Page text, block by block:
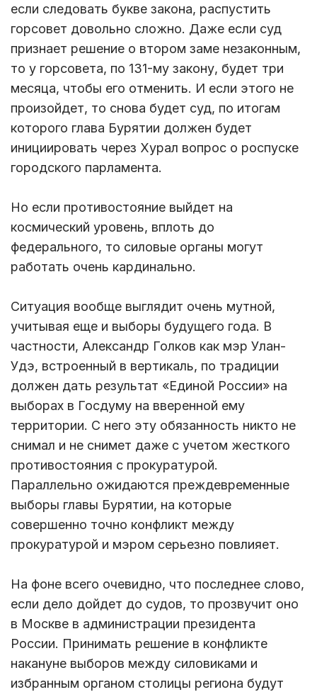
если следовать букве закона, распустить
горсовет довольно сложно. Даже если суд
признает решение о втором заме незаконным,
то у горсовета, по 131-му закону, будет три
месяца, чтобы его отменить. И если этого не
произойдет, то снова будет суд, по итогам
которого глава Бурятии должен будет
инициировать через Хурал вопрос о роспуске
городского парламента.
Но если противостояние выйдет на
космический уровень, вплоть до
федерального, то силовые органы могут
работать очень кардинально.
Ситуация вообще выглядит очень мутной,
учитывая еще и выборы будущего года. В
частности, Александр Голков как мэр Улан-
Удэ, встроенный в вертикаль, по традиции
должен дать результат «Единой России» на
выборах в Госдуму на вверенной ему
территории. С него эту обязанность никто не
снимал и не снимет даже с учетом жесткого
противостояния с прокуратурой.
Параллельно ожидаются преждевременные
выборы главы Бурятии, на которые
совершенно точно конфликт между
прокуратурой и мэром серьезно повлияет.
На фоне всего очевидно, что последнее слово,
если дело дойдет до судов, то прозвучит оно
в Москве в администрации президента
России. Принимать решение в конфликте
накануне выборов между силовиками и
избранным органом столицы региона будут